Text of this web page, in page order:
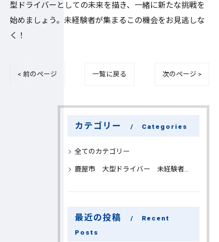
型ドライバーとしての未来を描き、一緒に新たな挑戦を
始めましょう。未経験者が集まるこの機会をお見逃しな
く！
< 前のページ 一覧に戻る 次のページ >
カテゴリー Categories
全てのカテゴリー
鹿屋市 大型ドライバー 未経験者 大募集
最近の投稿
Recent
Posts